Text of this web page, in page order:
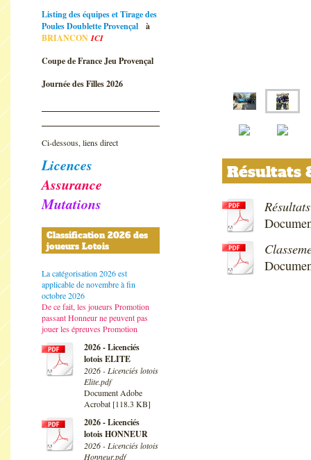
Listing des équipes et Tirage des
Poules Doublette Provençal
à
BRIANCONICI
Coupe de France Jeu Provençal
Journée des Filles 2026
Ci-dessous, liens direct
Licences
Assurance
Mutations
Classification 2026 des
joueurs Lotois
La catégorisation 2026 est
applicable de novembre à fin
octobre 2026
De ce fait, les joueurs Promotion
passant Honneur ne peuvent pas
jouer les épreuves Promotion
2026 - Licenciés
lotois ELITE
2026 - Licenciés lotois
Elite.pdf
Document Adobe
Acrobat [118.3 KB]
2026 - Licenciés
lotois HONNEUR
2026 - Licenciés lotois
Honneur.pdf
Résultats